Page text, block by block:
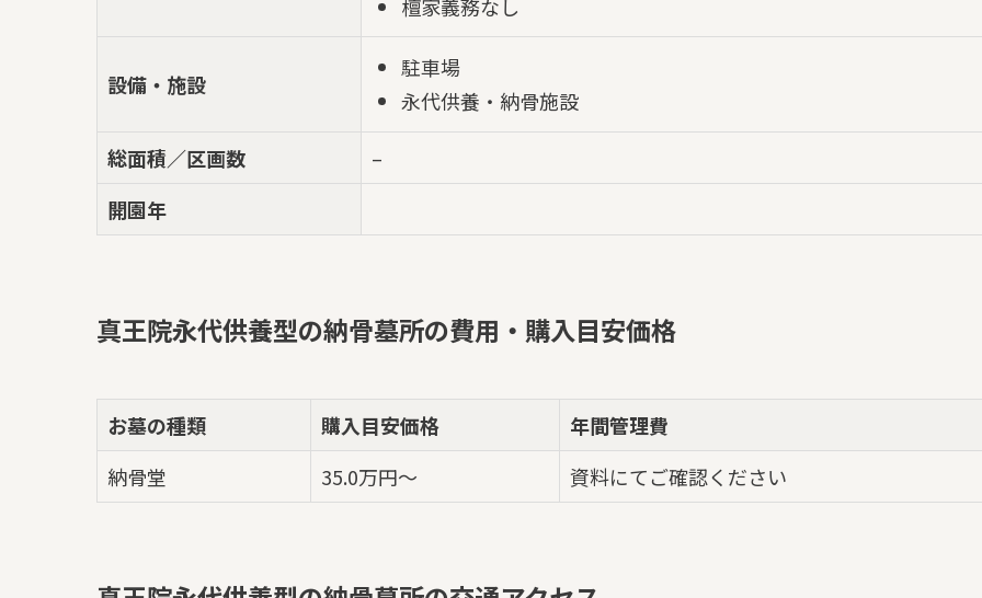
檀家義務なし
設備・施設
駐車場
永代供養・納骨施設
総面積／区画数
–
開園年
真王院永代供養型の納骨墓所の費用・購入目安価格
お墓の種類 購入目安価格
年間管理費
納骨堂
35.0万円～ 資料にてご確認ください